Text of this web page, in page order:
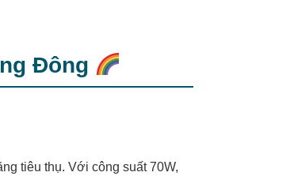
Đông
tiêu thụ. Với công suất 70W,